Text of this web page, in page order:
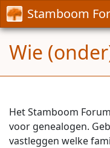
Stamboom
Wie
Het Stamboom
voor genealogen.
vastleggen welke